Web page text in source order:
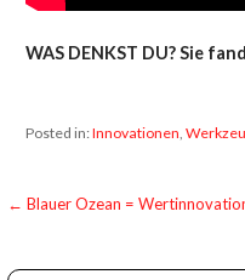
WAS DENKST DU? Sie
Posted in:Innovationen,
Post
← Blauer Ozean =